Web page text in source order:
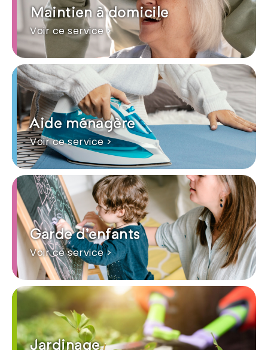
Maintien à domicile
Voir ce service >
Aide ménagère
Voir ce service >
Garde d'enfants
Voir ce service >
Jardinage